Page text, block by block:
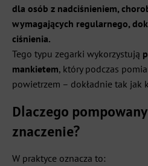
dla osób z nadciśnieniem,
wymagających regularnego,
ciśnienia.
Tego typu zegarki wykorzystują
mankietem, który podczas
powietrzem – dokładnie tak jak
Dlaczego
znaczenie?
W praktyce oznacza to: